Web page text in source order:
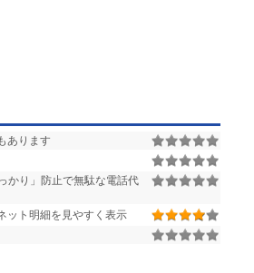
あります
かり」防止で無駄な電話代
ット明細を見やすく表示